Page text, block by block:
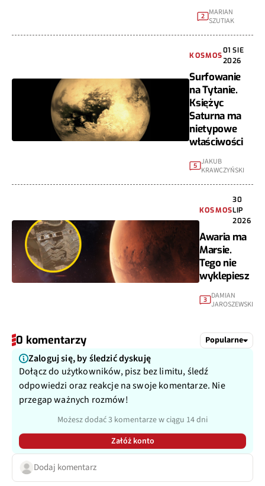
2
MARIAN
SZUTIAK
KOSMOS
01 SIE
2026
Surfowanie
na Tytanie.
Księżyc
Saturna ma
nietypowe
właściwości
5 JAKUB
KRAWCZYŃSKI
KOSMOS
30
LIP
2026
Awaria ma
Marsie.
Tego nie
wyklepiesz
3
DAMIAN
JAROSZEWSKI
0 komentarzy Popularne
Zaloguj się, by śledzić dyskuję
Dołącz do użytkowników, pisz bez limitu, śledź
odpowiedzi oraz reakcje na swoje komentarze. Nie
przegap ważnych rozmów!
Możesz dodać 3 komentarze w ciągu 14 dni
Załóż konto
Dodaj komentarz